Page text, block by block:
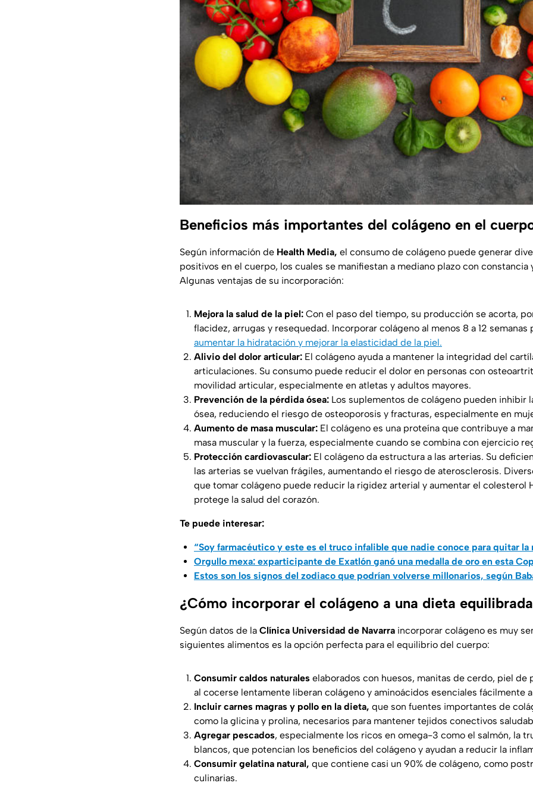
Beneficios más importantes del colágeno en el
Según información de Health Media, el consumo de colágeno puede generar
positivos en el cuerpo, los cuales se manifiestan a mediano plazo con constancia
Algunas ventajas de su incorporación:
Mejora la salud de la piel: Con el paso del tiempo, su producción se acorta,
flacidez, arrugas y resequedad. Incorporar colágeno al menos 8 a 12
aumentar la hidratación y mejorar la elasticidad de la piel.
Alivio del dolor articular: El colágeno ayuda a mantener la integridad del
articulaciones. Su consumo puede reducir el dolor en personas con
movilidad articular, especialmente en atletas y adultos mayores.
Prevención de la pérdida ósea: Los suplementos de colágeno pueden inhibir
ósea, reduciendo el riesgo de osteoporosis y fracturas, especialmente en
Aumento de masa muscular: El colágeno es una proteína que contribuye a
masa muscular y la fuerza, especialmente cuando se combina con ejercicio
Protección cardiovascular: El colágeno da estructura a las arterias. Su
las arterias se vuelvan frágiles, aumentando el riesgo de aterosclerosis.
que tomar colágeno puede reducir la rigidez arterial y aumentar el colesterol
protege la salud del corazón.
Te puede interesar:
“Soy farmacéutico y este es el truco infalible que nadie conoce para quitar la
Orgullo mexa: exparticipante de Exatlón ganó una medalla de oro en esta
Estos son los signos del zodiaco que podrían volverse millonarios, según
¿Cómo incorporar el colágeno a una dieta
Según datos de la Clínica Universidad de Navarra incorporar colágeno es muy
siguientes alimentos es la opción perfecta para el equilibrio del cuerpo:
Consumir caldos naturales elaborados con huesos, manitas de cerdo, piel de
al cocerse lentamente liberan colágeno y aminoácidos esenciales fácilmente
Incluir carnes magras y pollo en la dieta, que son fuentes importantes de
como la glicina y prolina, necesarios para mantener tejidos conectivos
Agregar pescados, especialmente los ricos en omega-3 como el salmón, la
blancos, que potencian los beneficios del colágeno y ayudan a reducir la
Consumir gelatina natural, que contiene casi un 90% de colágeno, como
culinarias.